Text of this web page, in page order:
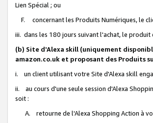
Lien Spécial ; ou
F. concernant les Produits Numériques, le
iii. dans les 180 jours suivant l'achat, le
(b) Site d'Alexa skill (uniquement
amazon.co.uk et proposant des Produits
i. un client utilisant votre Site d'Alexa skill
ii. au cours d'une seule session d'Alexa
soit :
A. retourne de l'Alexa Shopping Action à